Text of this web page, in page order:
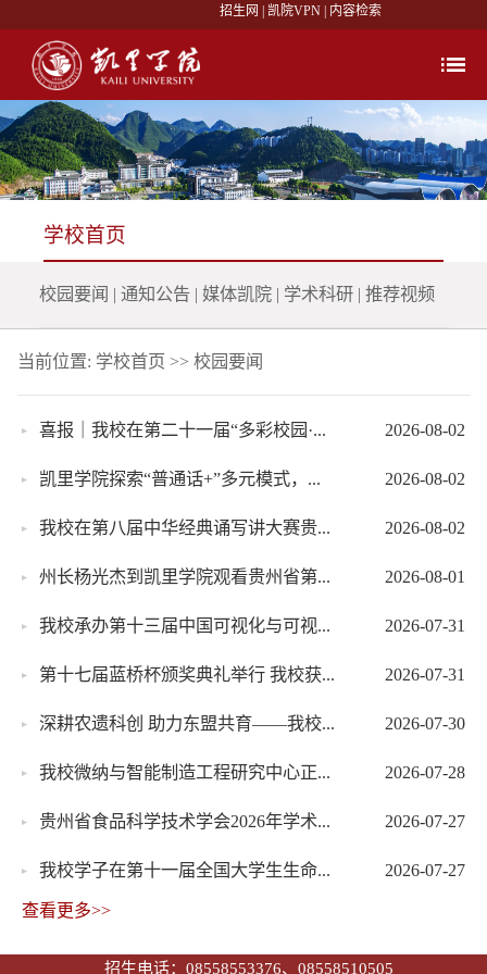
招生网 凯院VPN 内容检索
学校首页
校园要闻 | 通知公告| 媒体凯院| 学术科研| 推荐视频
当前位置: 学校首页 >> 校园要闻
喜报｜我校在第二十一届“多彩校园·... 2026-08-02
凯里学院探索“普通话+”多元模式，... 2026-08-02
我校在第八届中华经典诵写讲大赛贵... 2026-08-02
州长杨光杰到凯里学院观看贵州省第... 2026-08-01
我校承办第十三届中国可视化与可视... 2026-07-31
第十七届蓝桥杯颁奖典礼举行 我校获... 2026-07-31
深耕农遗科创 助力东盟共育——我校... 2026-07-30
我校微纳与智能制造工程研究中心正... 2026-07-28
贵州省食品科学技术学会2026年学术... 2026-07-27
我校学子在第十一届全国大学生生命... 2026-07-27
查看更多>>
招生电话：08558553376、08558510505